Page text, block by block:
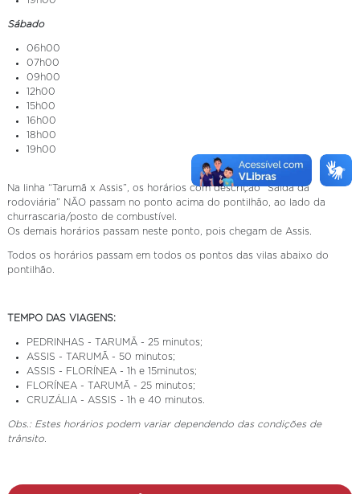
Sábado
06h00
07h00
09h00
12h00
15h00
16h00
18h00
19h00
Na linha “Tarumã x Assis”, os horários com descrição “Saída da
rodoviária” NÃO passam no ponto acima do pontilhão, ao lado da
churrascaria/posto de combustível.
Os demais horários passam neste ponto, pois chegam de Assis.
Todos os horários passam em todos os pontos das vilas abaixo do
pontilhão.
TEMPO DAS VIAGENS:
PEDRINHAS - TARUMÃ - 25 minutos;
ASSIS - TARUMÃ - 50 minutos;
ASSIS - FLORÍNEA - 1h e 15minutos;
FLORÍNEA - TARUMÃ - 25 minutos;
CRUZÁLIA - ASSIS - 1h e 40 minutos.
Obs.: Estes horários podem variar dependendo das condições de
trânsito.